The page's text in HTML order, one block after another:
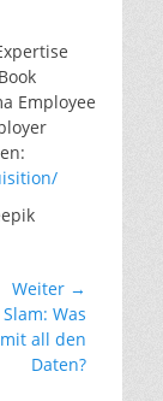
Employee
Weiter →
Was
all den
Daten?